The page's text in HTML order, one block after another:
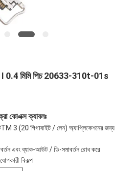
I 0.4 মিমি পিচ 20633-310t-01s
কোএক্স ক্যাবলঃ
3 (20 গিগাবাইট / লেন) অ্যাপ্লিকেশনের জন্য
এবং ব্যাক-আউট / ডি-সমাবর্তন রোধ করে
বিকল্প